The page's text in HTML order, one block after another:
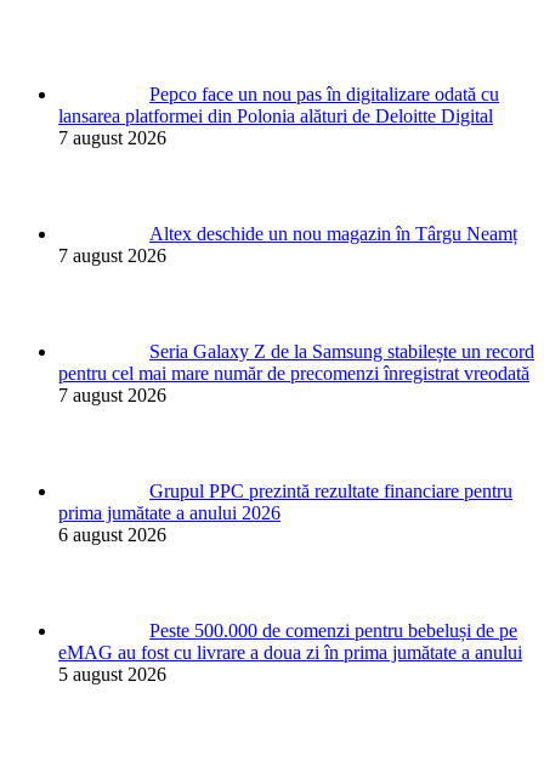
Pepco face un nou pas în digitalizare odată cu
lansarea platformei din Polonia alături de Deloitte Digital
7 august 2026
Altex deschide un nou magazin în Târgu Neamț
7 august 2026
Seria Galaxy Z de la Samsung stabilește un record
pentru cel mai mare număr de precomenzi înregistrat vreodată
7 august 2026
Grupul PPC prezintă rezultate financiare pentru
prima jumătate a anului 2026
6 august 2026
Peste 500.000 de comenzi pentru bebeluși de pe
eMAG au fost cu livrare a doua zi în prima jumătate a anului
5 august 2026